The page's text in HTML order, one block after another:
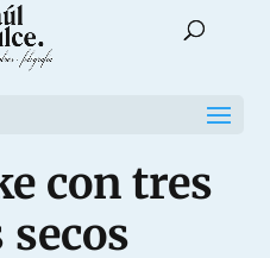
con tres